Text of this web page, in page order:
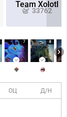
Team Xolotl
33762
7 8
ОЦ Д/Н